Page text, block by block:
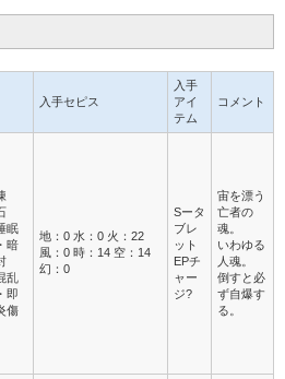
入手セピス
入手
アイ
テム
コメント
眠
暗
乱
即
傷
地：0 水：0 火：22
風：0 時：14 空：14
幻：0
Sータ
ブレ
ット
EPチ
ャー
ジ?
宙を漂う
亡者の
魂。
いわゆる
人魂。
倒すと必
ず自爆す
る。